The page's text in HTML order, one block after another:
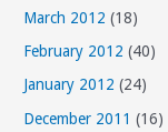
March 2012 (18)
February 2012 (40)
January 2012 (24)
December 2011 (16)